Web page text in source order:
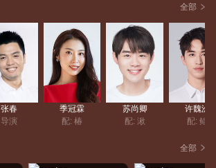
655,522 人评
界平行的空间里，生活着一个规规矩矩、
们为神工作，掌管世界万物运行规律，也
们的天空与人类世界的大海相连。他们既
他们是“其他人”。十六岁生日那天，居住在
个名叫椿（季冠霖 配音）的女孩变作一条海
海中的一张网困住，一个人类男孩因为救
。为了报恩，为了让人类男孩复活，她需要
的小鱼，成长为一条比鲸更巨大的鱼并回
全部
张春
导演
季冠霖
配: 椿
苏尚卿
配: 湫
许魏洲
配: 鲲
全部